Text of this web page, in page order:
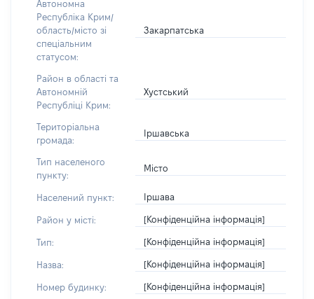
Автономна
Республіка Крим/
область/місто зі
спеціальним
статусом:
Закарпатська
Район в області та
Автономній
Республіці Крим:
Хустський
Територіальна
громада:
Іршавська
Тип населеного
пункту:
Місто
Населений пункт: Іршава
Район у місті: [Конфіденційна інформація]
Тип: [Конфіденційна інформація]
Назва: [Конфіденційна інформація]
Номер будинку: [Конфіденційна інформація]